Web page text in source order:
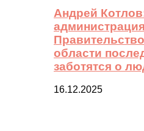
Андрей
области
заботятся о
16.12.2025